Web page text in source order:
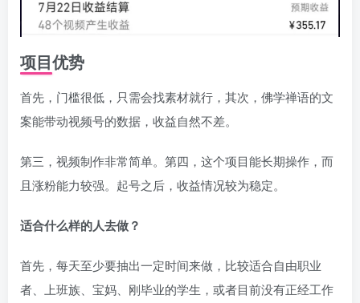
项目优势
首先，门槛很低，只需会找素材就行，其次，佛学禅语的文
案能带动视频号的数据，收益自然不差。
第三，视频制作非常简单。第四，这个项目能长期操作，而
且涨粉能力较强。起号之后，收益情况较为稳定。
适合什么样的人去做？
首先，每天至少要抽出一定时间来做，比较适合自由职业
者、上班族、宝妈、刚毕业的学生，或者目前没有正经工作